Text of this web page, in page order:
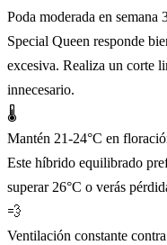
Poda moderada en semana
Special Queen responde
excesiva. Realiza un corte
innecesario.
🌡️
Mantén 21-24°C en
Este híbrido equilibrado
superar 26°C o verás
💨
Ventilación constante